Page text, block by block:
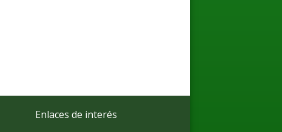
Enlaces de interés